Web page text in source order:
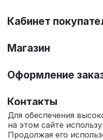
Кабинет
Магазин
Оформление
Контакты
© 2010 - 2026 Интернет
Для обеспечения
на этом сайте
Продолжая его